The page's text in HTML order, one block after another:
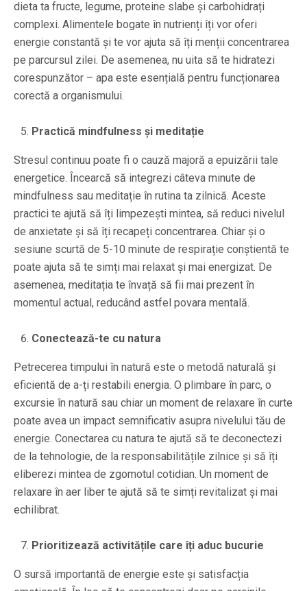
dieta ta fructe, legume, proteine slabe și carbohidrați
complexi. Alimentele bogate în nutrienți îți vor oferi
energie constantă și te vor ajuta să îți menții concentrarea
pe parcursul zilei. De asemenea, nu uita să te hidratezi
corespunzător – apa este esențială pentru funcționarea
corectă a organismului.
Practică mindfulness și meditație
Stresul continuu poate fi o cauză majoră a epuizării tale
energetice. Încearcă să integrezi câteva minute de
mindfulness sau meditație în rutina ta zilnică. Aceste
practici te ajută să îți limpezești mintea, să reduci nivelul
de anxietate și să îți recapeți concentrarea. Chiar și o
sesiune scurtă de 5-10 minute de respirație conștientă te
poate ajuta să te simți mai relaxat și mai energizat. De
asemenea, meditația te învață să fii mai prezent în
momentul actual, reducând astfel povara mentală.
Conectează-te cu natura
Petrecerea timpului în natură este o metodă naturală și
eficientă de a-ți restabili energia. O plimbare în parc, o
excursie în natură sau chiar un moment de relaxare în curte
poate avea un impact semnificativ asupra nivelului tău de
energie. Conectarea cu natura te ajută să te deconectezi
de la tehnologie, de la responsabilitățile zilnice și să îți
eliberezi mintea de zgomotul cotidian. Un moment de
relaxare în aer liber te ajută să te simți revitalizat și mai
echilibrat.
Prioritizează activitățile care îți aduc bucurie
O sursă importantă de energie este și satisfacția